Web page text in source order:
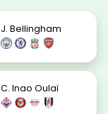
J. Bellingham
C. Inao Oulaï